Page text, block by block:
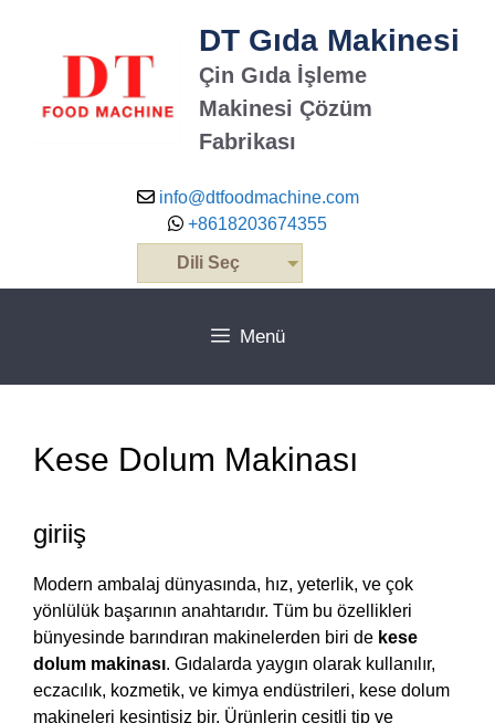
DT Gıda Makinesi
Çin Gıda İşleme
Makinesi Çözüm
Fabrikası
info@dtfoodmachine.com
+8618203674355
Dili Seç
Menü
Kese Dolum Makinası
giriiş
Modern ambalaj dünyasında, hız, yeterlik, ve çok
yönlülük başarının anahtarıdır. Tüm bu özellikleri
bünyesinde barındıran makinelerden biri de kese
dolum makinası. Gıdalarda yaygın olarak kullanılır,
eczacılık, kozmetik, ve kimya endüstrileri, kese dolum
makineleri kesintisiz bir, Ürünlerin çeşitli tip ve